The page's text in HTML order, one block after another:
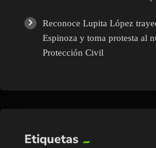
Reconoce Lupita López
Espinoza y toma protesta al
Protección Civil
Etiquetas